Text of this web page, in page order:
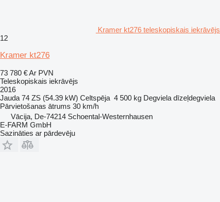
Kramer kt276 teleskopiskais iekrāvējs
12
Kramer kt276
73 780 €Ar PVN
Teleskopiskais iekrāvējs
2016
Jauda 74 ZS (54.39 kW) Celtspēja 4 500 kg Degviela dīzeļdegviela
Pārvietošanas ātrums 30 km/h
Vācija, De-74214 Schoental-Westernhausen
E-FARM GmbH
Sazināties ar pārdevēju